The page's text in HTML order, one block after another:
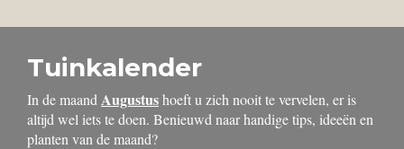
Tuinkalender
In de maand Augustushoeft u zich nooit te vervelen, er is
altijd wel iets te doen. Benieuwd naar handige tips, ideeën en
planten van de maand?